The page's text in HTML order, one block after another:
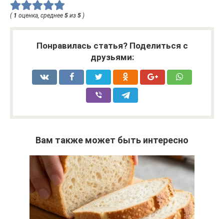
( 1 оценка, среднее 5 из 5 )
Понравилась статья? Поделиться с
друзьями:
Вам также может быть интересно